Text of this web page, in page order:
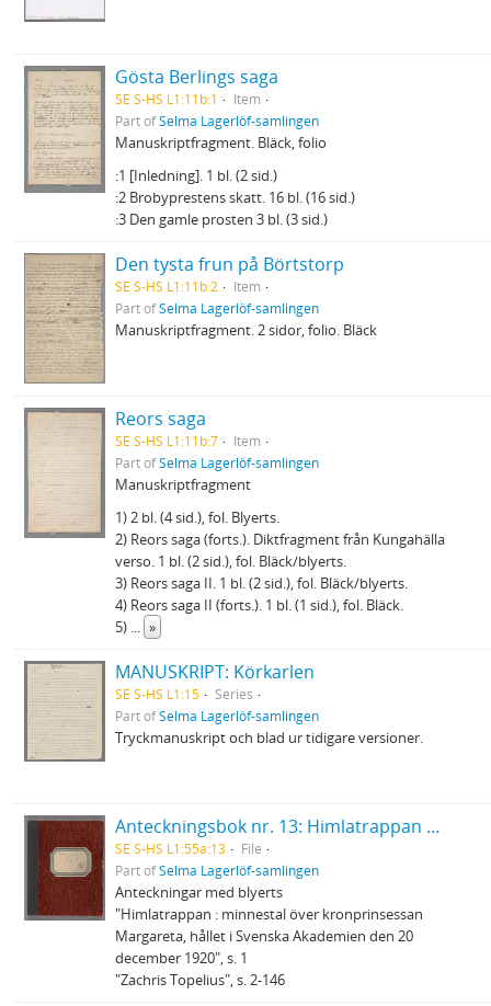
Gösta Berlings saga
SE S-HS L1:11b:1
Item
Part ofSelma Lagerlöf-samlingen
Manuskriptfragment. Bläck, folio
:1 [Inledning]. 1 bl. (2 sid.)
:2 Brobyprestens skatt. 16 bl. (16 sid.)
:3 Den gamle prosten 3 bl. (3 sid.)
Den tysta frun på Börtstorp
SE S-HS L1:11b:2
Item
Part ofSelma Lagerlöf-samlingen
Manuskriptfragment. 2 sidor, folio. Bläck
Reors saga
SE S-HS L1:11b:7
Item
Part ofSelma Lagerlöf-samlingen
Manuskriptfragment
1) 2 bl. (4 sid.), fol. Blyerts.
2) Reors saga (forts.). Diktfragment från Kungahälla
verso. 1 bl. (2 sid.), fol. Bläck/blyerts.
3) Reors saga II. 1 bl. (2 sid.), fol. Bläck/blyerts.
4) Reors saga II (forts.). 1 bl. (1 sid.), fol. Bläck.
5) ... »
MANUSKRIPT: Körkarlen
SE S-HS L1:15
Series
Part ofSelma Lagerlöf-samlingen
Tryckmanuskript och blad ur tidigare versioner.
Anteckningsbok nr. 13: Himlatrappan m.m.
SE S-HS L1:55a:13
File
Part ofSelma Lagerlöf-samlingen
Anteckningar med blyerts
"Himlatrappan : minnestal över kronprinsessan
Margareta, hållet i Svenska Akademien den 20
december 1920", s. 1
"Zachris Topelius", s. 2-146